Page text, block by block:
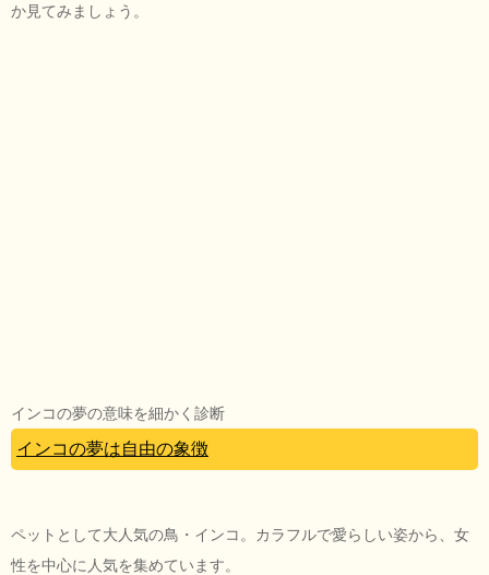
か見てみましょう。
インコの夢の意味を細かく診断
インコの夢は自由の象徴
ペットとして大人気の鳥・インコ。カラフルで愛らしい姿から、女
性を中心に人気を集めています。